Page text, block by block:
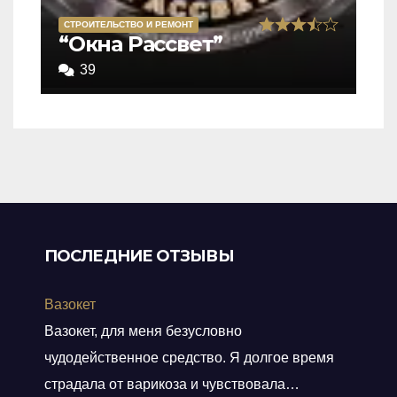
СТРОИТЕЛЬСТВО И РЕМОНТ
“Окна Рассвет”
39
ПОСЛЕДНИЕ ОТЗЫВЫ
Вазокет
Вазокет, для меня безусловно
чудодейственное средство. Я долгое время
страдала от варикоза и чувствовала